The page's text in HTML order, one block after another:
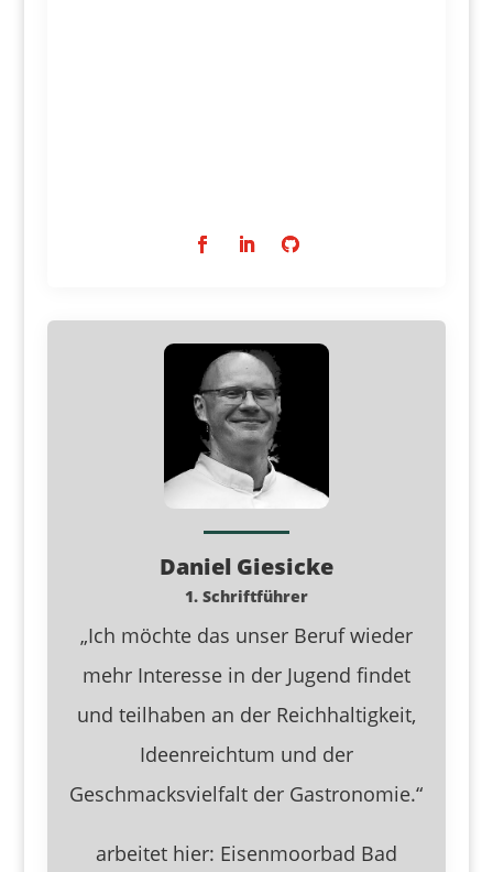
Daniel Giesicke
1. Schriftführer
„Ich möchte das unser Beruf wieder
mehr Interesse in der Jugend findet
und teilhaben an der Reichhaltigkeit,
Ideenreichtum und der
Geschmacksvielfalt der Gastronomie.“
arbeitet hier: Eisenmoorbad Bad